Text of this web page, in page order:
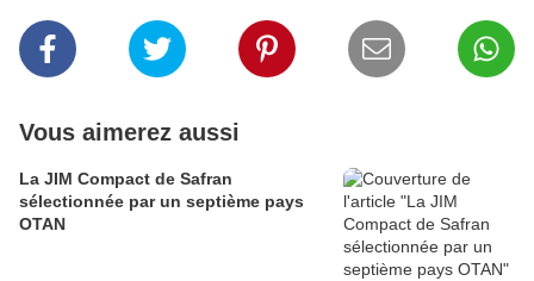
Vous aimerez aussi
La JIM Compact de Safran
sélectionnée par un septième pays
OTAN